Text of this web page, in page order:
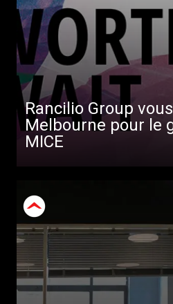
Rancilio Group
Melbourne pour le
MICE